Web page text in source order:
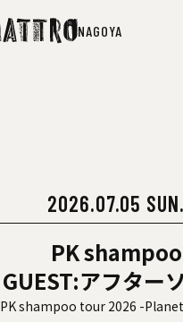
NAGOYA
2026.07.05 SUN.
PK shampoo
GUEST:アフター
PK shampoo tour 2026 -